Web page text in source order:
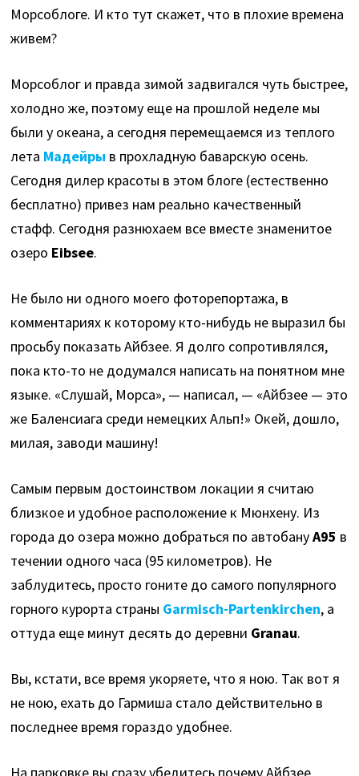
Морсоблоге. И кто тут скажет, что в плохие времена
живем?
Морсоблог и правда зимой задвигался чуть быстрее,
холодно же, поэтому еще на прошлой неделе мы
были у океана, а сегодня перемещаемся из теплого
лета Мадейры в прохладную баварскую осень.
Сегодня дилер красоты в этом блоге (естественно
бесплатно) привез нам реально качественный
стафф. Сегодня разнюхаем все вместе знаменитое
озеро Eibsee.
Не было ни одного моего фоторепортажа, в
комментариях к которому кто-нибудь не выразил бы
просьбу показать Айбзее. Я долго сопротивлялся,
пока кто-то не додумался написать на понятном мне
языке. «Слушай, Морса», — написал, — «Айбзее — это
же Баленсиага среди немецких Альп!» Окей, дошло,
милая, заводи машину!
Самым первым достоинством локации я считаю
близкое и удобное расположение к Мюнхену. Из
города до озера можно добраться по автобануА95 в
течении одного часа (95 километров). Не
заблудитесь, просто гоните до самого популярного
горного курорта страны Garmisch-Partenkirchen, а
оттуда еще минут десять до деревни Granau.
Вы, кстати, все время укоряете, что я ною. Так вот я
не ною, ехать до Гармиша стало действительно в
последнее время гораздо удобнее.
На парковке вы сразу убедитесь почему Айбзее